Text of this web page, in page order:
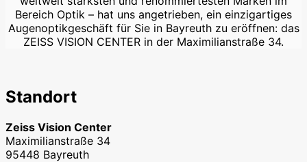
Bereich Optik – hat uns angetrieben, ein einzigartiges
Augenoptikgeschäft für Sie in Bayreuth zu eröffnen: das
ZEISS VISION CENTER in der Maximilianstraße 34.
Standort
Zeiss Vision Center
Maximilianstraße 34
95448 Bayreuth